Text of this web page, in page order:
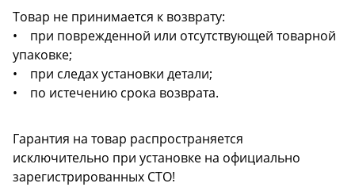
Товар не принимается к возврату:
• при поврежденной или отсутствующей товарной
упаковке;
• при следах установки детали;
• по истечению срока возврата.
Гарантия на товар распространяется
исключительно при установке на официально
зарегистрированных СТО!